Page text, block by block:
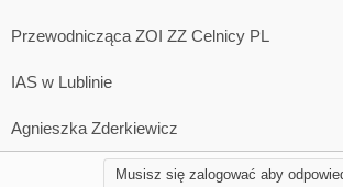
Przewodnicząca ZOI ZZ Celnicy PL
IAS w Lublinie
Agnieszka Zderkiewicz
Musisz się zalogować aby